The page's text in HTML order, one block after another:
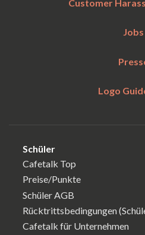
Customer
Jobs
Logo
Schüler
Cafetalk Top
Preise/Punkte
Schüler AGB
Rücktrittsbedingungen
Cafetalk für Unternehmen